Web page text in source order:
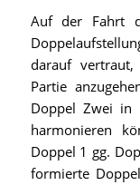
Auf der Fahrt
darauf
Partie
Doppel Zwei in
harmonieren
Doppel 1 gg.
formierte